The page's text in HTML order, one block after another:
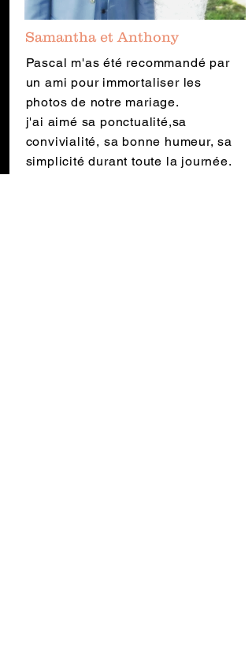
Samantha et Anthony
Pascal m'as été recommandé par
un ami pour immortaliser les
photos de notre mariage.
j'ai aimé sa ponctualité,sa
convivialité, sa bonne humeur, sa
simplicité durant toute la journée.